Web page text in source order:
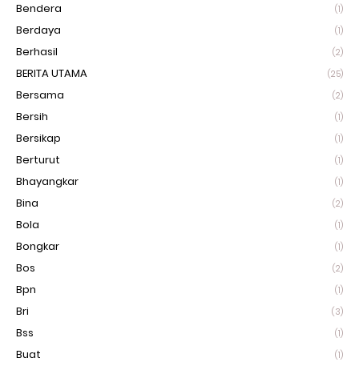
Bendera (1)
Berdaya (1)
Berhasil (2)
BERITA UTAMA (25)
Bersama (2)
Bersih (1)
Bersikap (1)
Berturut (1)
Bhayangkar (1)
Bina (2)
Bola (1)
Bongkar (1)
Bos (2)
Bpn (1)
Bri (3)
Bss (1)
Buat (1)